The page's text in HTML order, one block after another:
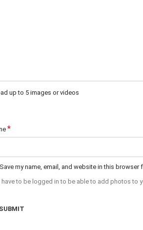
up to 5 images or videos
*
Save my name, email, and website in this browser
have to be logged in to be able to add photos to